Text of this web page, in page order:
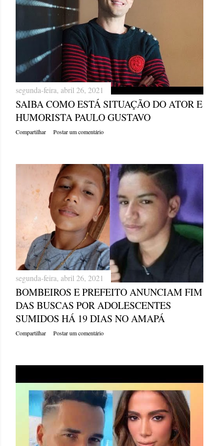
segunda-feira, abril 26, 2021
SAIBA COMO ESTÁ SITUAÇÃO DO ATOR E
HUMORISTA PAULO GUSTAVO
Compartilhar Postar um comentário
segunda-feira, abril 26, 2021
BOMBEIROS E PREFEITO ANUNCIAM FIM
DAS BUSCAS POR ADOLESCENTES
SUMIDOS HÁ 19 DIAS NO AMAPÁ
Compartilhar Postar um comentário